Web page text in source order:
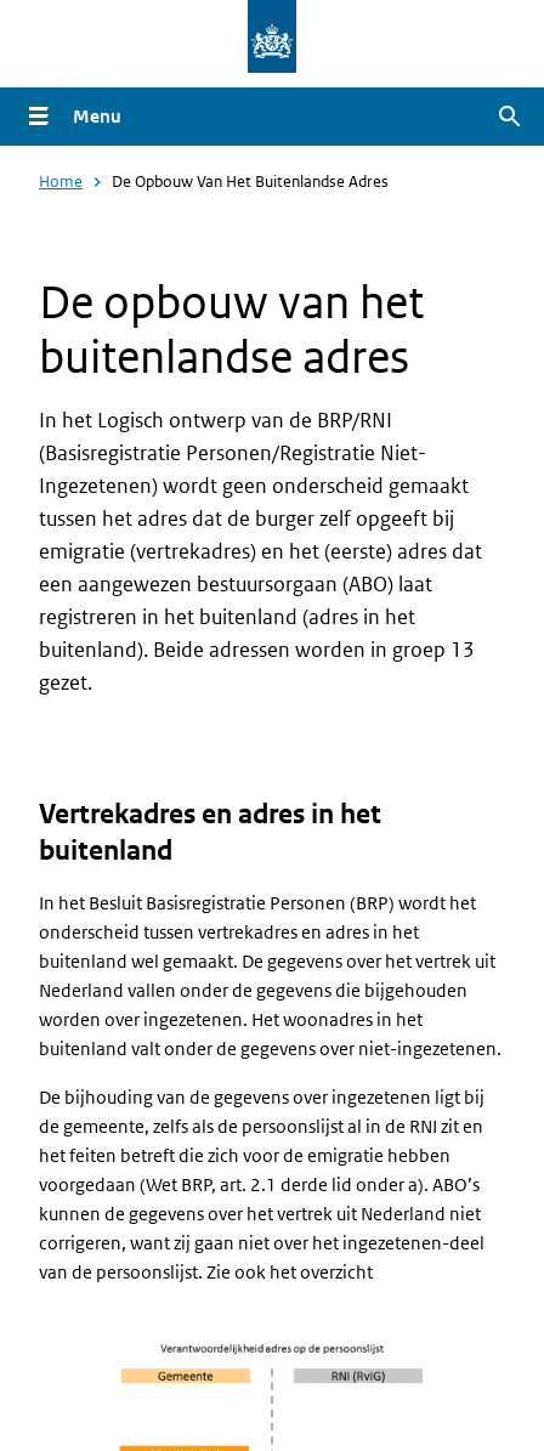
naar
de
gaan
Menu
Home De Opbouw Van Het Buitenlandse Adres
De opbouw van het
buitenlandse adres
In het Logisch ontwerp van de BRP/RNI
(Basisregistratie Personen/Registratie Niet-
Ingezetenen) wordt geen onderscheid gemaakt
tussen het adres dat de burger zelf opgeeft bij
emigratie (vertrekadres) en het (eerste) adres dat
een aangewezen bestuursorgaan (ABO) laat
registreren in het buitenland (adres in het
buitenland). Beide adressen worden in groep 13
gezet.
Vertrekadres en adres in het
buitenland
In het Besluit Basisregistratie Personen (BRP) wordt het
onderscheid tussen vertrekadres en adres in het
buitenland wel gemaakt. De gegevens over het vertrek uit
Nederland vallen onder de gegevens die bijgehouden
worden over ingezetenen. Het woonadres in het
buitenland valt onder de gegevens over niet-ingezetenen.
De bijhouding van de gegevens over ingezetenen ligt bij
de gemeente, zelfs als de persoonslijst al in de RNI zit en
het feiten betreft die zich voor de emigratie hebben
voorgedaan (Wet BRP, art. 2.1 derde lid onder a). ABO’s
kunnen de gegevens over het vertrek uit Nederland niet
corrigeren, want zij gaan niet over het ingezetenen-deel
van de persoonslijst. Zie ook het overzicht